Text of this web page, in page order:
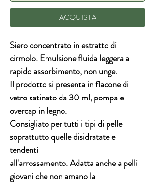
ACQUISTA
Siero concentrato in estratto di
cirmolo. Emulsione fluida leggera a
rapido assorbimento, non unge.
Il prodotto si presenta in flacone di
vetro satinato da 30 ml, pompa e
overcap in legno.
Consigliato per tutti i tipi di pelle
soprattutto quelle disidratate e
tendenti
all'arrossamento. Adatta anche a pelli
giovani che non amano la